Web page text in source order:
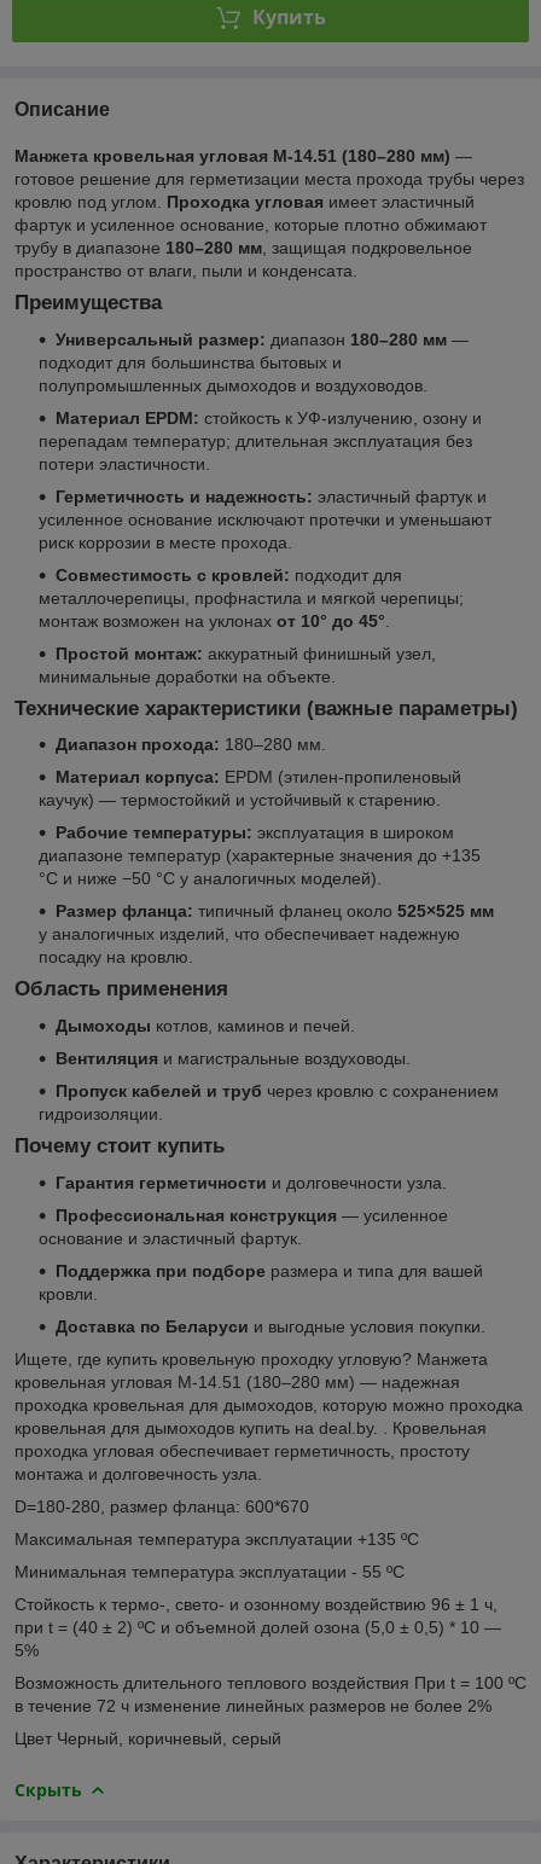
Купить
Описание
Манжета кровельная угловая М-14.51 (180–280 мм) —
готовое решение для герметизации места прохода трубы через
кровлю под углом. Проходка угловая имеет эластичный
фартук и усиленное основание, которые плотно обжимают
трубу в диапазоне 180–280 мм , защищая подкровельное
пространство от влаги, пыли и конденсата.
Преимущества
Универсальный размер: диапазон 180–280 мм —
подходит для большинства бытовых и
полупромышленных дымоходов и воздуховодов.
Материал EPDM: стойкость к УФ‑излучению, озону и
перепадам температур; длительная эксплуатация без
потери эластичности.
Герметичность и надежность: эластичный фартук и
усиленное основание исключают протечки и уменьшают
риск коррозии в месте прохода.
Совместимость с кровлей: подходит для
металлочерепицы, профнастила и мягкой черепицы;
монтаж возможен на уклонах от 10° до 45°
Простой монтаж: аккуратный финишный узел,
минимальные доработки на объекте.
Технические характеристики (важные параметры)
Диапазон прохода: 180–280 мм.
Материал корпуса: EPDM (этилен-пропиленовый
каучук) — термостойкий и устойчивый к старению.
Рабочие температуры: эксплуатация в широком
диапазоне температур (характерные значения до +135
°C и ниже −50 °C у аналогичных моделей).
Размер фланца: типичный фланец около 525×525 мм
у аналогичных изделий, что обеспечивает надежную
посадку на кровлю.
Область применения
Дымоходы котлов, каминов и печей.
Вентиляция и магистральные воздуховоды.
Пропуск кабелей и труб через кровлю с сохранением
гидроизоляции.
Почему стоит купить
Гарантия герметичности и долговечности узла.
Профессиональная конструкция — усиленное
основание и эластичный фартук.
Поддержка при подборе размера и типа для вашей
кровли.
Доставка по Беларуси и выгодные условия покупки.
Ищете, где купить кровельную проходку угловую? Манжета
кровельная угловая М-14.51 (180–280 мм) — надежная
проходка кровельная для дымоходов, которую можно проходка
кровельная для дымоходов купить на deal.by. . Кровельная
проходка угловая обеспечивает герметичность, простоту
монтажа и долговечность узла.
D=180-280, размер фланца: 600*670
Максимальная температура эксплуатации +135 ºC
Минимальная температура эксплуатации - 55 ºC
Стойкость к термо-, свето- и озонному воздействию 96 ± 1 ч,
при t = (40 ± 2) ºС и объемной долей озона (5,0 ± 0,5) * 10 —
5%
Возможность длительного теплового воздействия При t = 100 ºС
в течение 72 ч изменение линейных размеров не более 2%
Цвет Черный, коричневый, серый
Скрыть